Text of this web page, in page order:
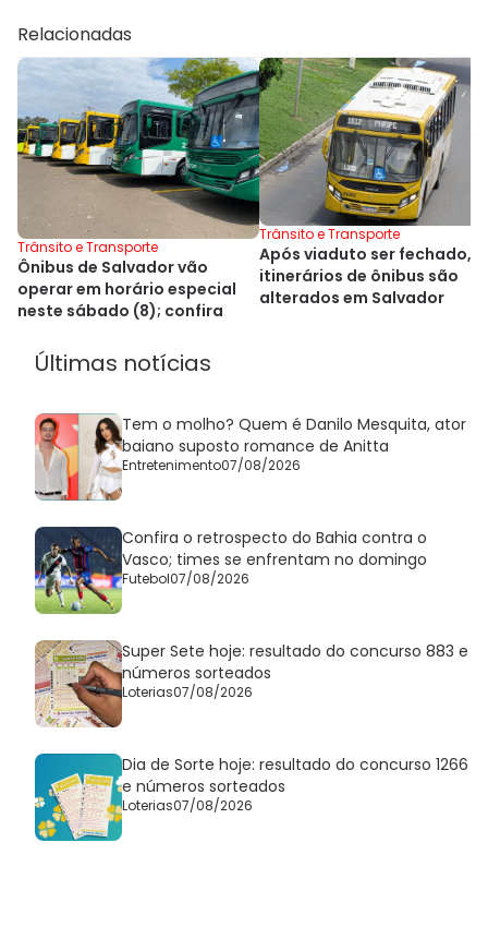
Relacionadas
Trânsito e Transporte
Ônibus de Salvador vão
operar em horário especial
neste sábado (8); confira
Trânsito e Transporte
Após viaduto ser fechado,
itinerários de ônibus são
alterados em Salvador
Últimas notícias
Tem o molho? Quem é Danilo Mesquita, ator
baiano suposto romance de Anitta
Entretenimento07/08/2026
Confira o retrospecto do Bahia contra o
Vasco; times se enfrentam no domingo
Futebol07/08/2026
Super Sete hoje: resultado do concurso 883 e
números sorteados
Loterias07/08/2026
Dia de Sorte hoje: resultado do concurso 1266
e números sorteados
Loterias07/08/2026